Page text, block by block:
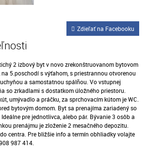
Zdieľať na Facebooku
2 izbový byt v novo zrekonštruovanom bytovom
5.poschodí s výťahom, s priestrannou otvorenou
a samostatnou spálñou. Vo vstupnej
so zrkadlami s dostatkom úložného priestoru.
umývadlo a práčku, za sprchovacím kútom je WC.
bytovým domom. Byt sa prenajíma zariadený so
pre jednotlivca, alebo pár. Bývanie 3 osôb a
prenájmu je zloženie 2 mesačného depozitu.
centra. Pre bližšie info a termín obhliadky volajte
987 414.